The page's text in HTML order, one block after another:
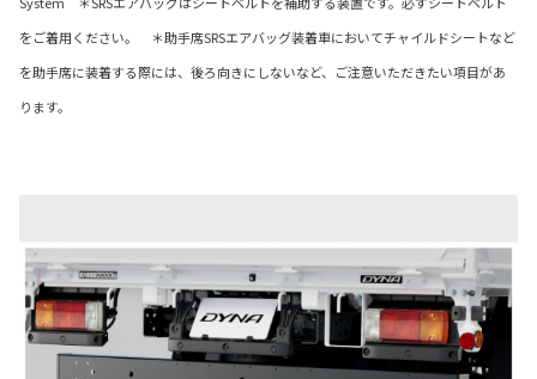
をご着用ください。 ＊助手席SRSエアバッグ装着車においてチャイルドシートなど
を助手席に装着する際には、後ろ向きにしないなど、ご注意いただきたい項目があ
ります。